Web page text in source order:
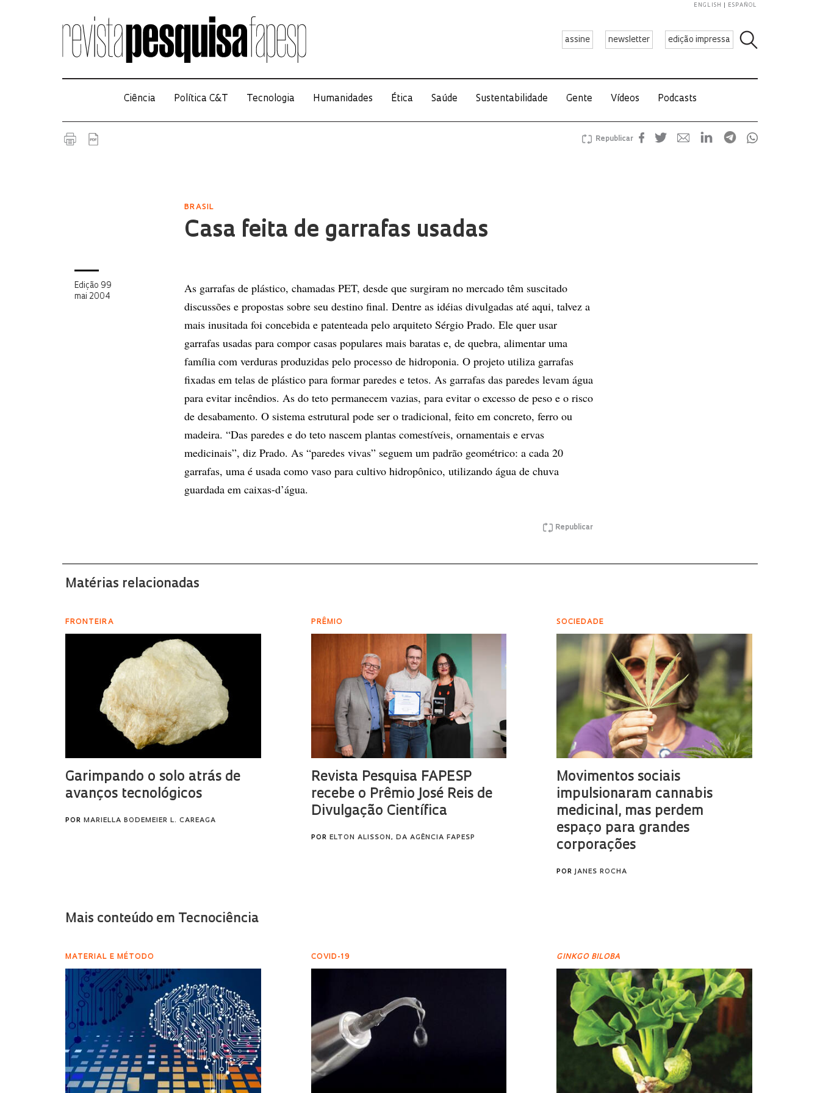
assine newsletter edição impressa
ENGLISH ESPAÑOL
Ciência Política C&T Tecnologia Humanidades Ética Saúde Sustentabilidade Gente Vídeos Podcasts
Republicar
BRASIL
Casa feita de garrafas usadas
Edição 99
mai 2004
As garrafas de plástico, chamadas PET, desde que surgiram no mercado têm suscitado
discussões e propostas sobre seu destino final. Dentre as idéias divulgadas até aqui, talvez a
mais inusitada foi concebida e patenteada pelo arquiteto Sérgio Prado. Ele quer usar
garrafas usadas para compor casas populares mais baratas e, de quebra, alimentar uma
família com verduras produzidas pelo processo de hidroponia. O projeto utiliza garrafas
fixadas em telas de plástico para formar paredes e tetos. As garrafas das paredes levam água
para evitar incêndios. As do teto permanecem vazias, para evitar o excesso de peso e o risco
de desabamento. O sistema estrutural pode ser o tradicional, feito em concreto, ferro ou
madeira. “Das paredes e do teto nascem plantas comestíveis, ornamentais e ervas
medicinais”, diz Prado. As “paredes vivas” seguem um padrão geométrico: a cada 20
garrafas, uma é usada como vaso para cultivo hidropônico, utilizando água de chuva
guardada em caixas-d’água.
Republicar